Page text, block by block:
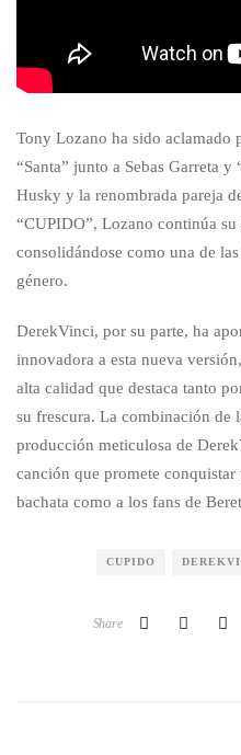
Tony Lozano ha sido aclamado
“Santa” junto a Sebas Garreta
Husky y la renombrada pareja
“CUPIDO”, Lozano continúa su
consolidándose como una de
género.
DerekVinci, por su parte, ha
innovadora a esta nueva
alta calidad que destaca tanto
su frescura. La combinación de
producción meticulosa de
canción que promete conquistar
bachata como a los fans de
CUPIDO
Share